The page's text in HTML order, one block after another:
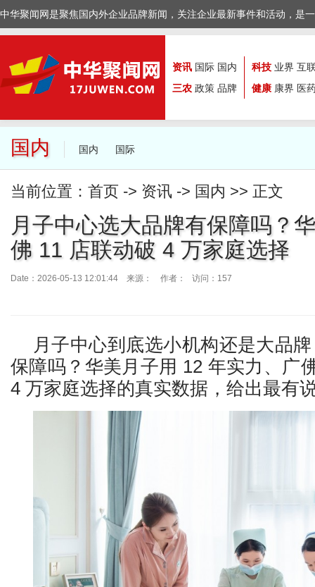
中华聚闻网是聚焦国内外企业品牌新闻，关注企业最新事件和活动，是
资讯 国际 国内
三农 政策 品牌
科技 业界 互
健康 康界 医
国内 国内 国际
当前位置： 首页 -> 资讯 -> 国内 >> 正文
月子中心选大品牌有保障吗？
佛 11 店联动破 4 万家庭选择
Date：2026-05-13 12:01:44 来源： 作者： 访问：157
月子中心到底选小机构还是大品
保障吗？华美月子用 12 年实力、广
4 万家庭选择的真实数据，给出最有